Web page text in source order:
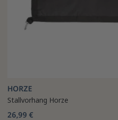
HORZE
Stallvorhang Horze
26,99 €